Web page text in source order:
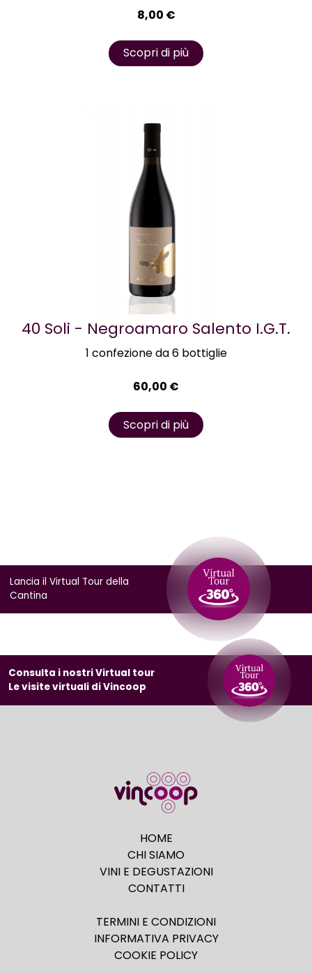
8,00 €
Scopri di più
40 Soli - Negroamaro Salento I.G.T.
1 confezione da 6 bottiglie
60,00 €
Scopri di più
Lancia il Virtual Tour della
Cantina
Consulta i nostri Virtual tour
Le visite virtuali di Vincoop
HOME
CHI SIAMO
VINI E DEGUSTAZIONI
CONTATTI
TERMINI E CONDIZIONI
INFORMATIVA PRIVACY
COOKIE POLICY